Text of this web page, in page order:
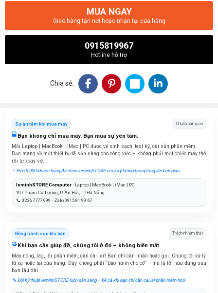
MUA NGAY
Giao hàng tận nơi hoặc nhận tại cửa hàng
0915819967
Hotline hỗ trợ
Chia sẻ:
Sự an tâm khi mua máy Chuẩn bàn giao
💻Bạn không chỉ mua máy. Bạn mua sự yên tâm.
Mỗi Laptop | MacBook | iMac | PC được vệ sinh sạch, test kỹ, cài sẵn phần mềm.
Bạn mang về một thiết bị đã sẵn sàng cho công việc – không phải một chiếc máy thô
rồi tự xoay sở.
✨ Hơn 9.000 khách hàng đã chọn leminhSTORE vì sự kỹ lưỡng trong từng lần bàn giao.
leminhSTORE Computer· Laptop | MacBook | iMac | PC
107 Phạm Cự Lượng, P. An Hải, TP Đà Nẵng
📞 0236 7777 999 · Zalo 0915 81 99 67
Đồng hành sau khi bán Trách nhiệm thật
🤝Khi bạn cần giúp đỡ, chúng tôi ở đó – không biến mất.
Máy nóng, lag, lỗi phần mềm, cần cài lại? Bạn chỉ cần nhắn hoặc gọi. Chúng tôi xử lý
từ xa hoặc tại cửa hàng. Đây không phải “bảo hành cho có” – mà là lời hứa đứng sau
bạn lâu dài.
🔧 Đội kỹ thuật leminhSTORE luôn sẵn sàng – kể cả khi bạn chỉ cần cài lại phần mềm nhỏ.